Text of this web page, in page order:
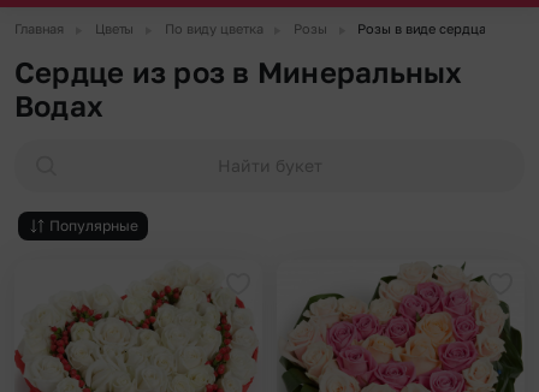
Главная Цветы По виду цветка Розы Розы в виде сердца
Сердце из роз в Минеральных
Водах
Найти букет
Популярные
Добавить в избранное